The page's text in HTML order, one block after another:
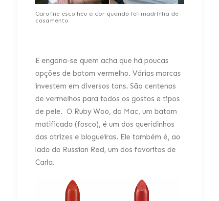
Caroline escolheu a cor quando foi madrinha de
casamento
E engana-se quem acha que há poucas
opções de batom vermelho. Várias marcas
investem em diversos tons. São centenas
de vermelhos para todos os gostos e tipos
de pele. O Ruby Woo, da Mac, um batom
matificado (fosco), é um dos queridinhos
das atrizes e blogueiras. Ele também é, ao
lado do Russian Red, um dos favoritos de
Carla.